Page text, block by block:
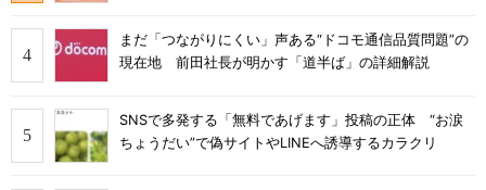
まだ「つながりにくい」声ある“ドコモ通信品質問題”の
現在地 前田社長が明かす「道半ば」の詳細解説
SNSで多発する「無料であげます」投稿の正体 “お涙
ちょうだい”で偽サイトやLINEへ誘導するカラクリ